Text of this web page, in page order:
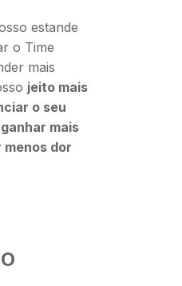
estande
o Time
mais
jeito mais
o seu
mais
dor